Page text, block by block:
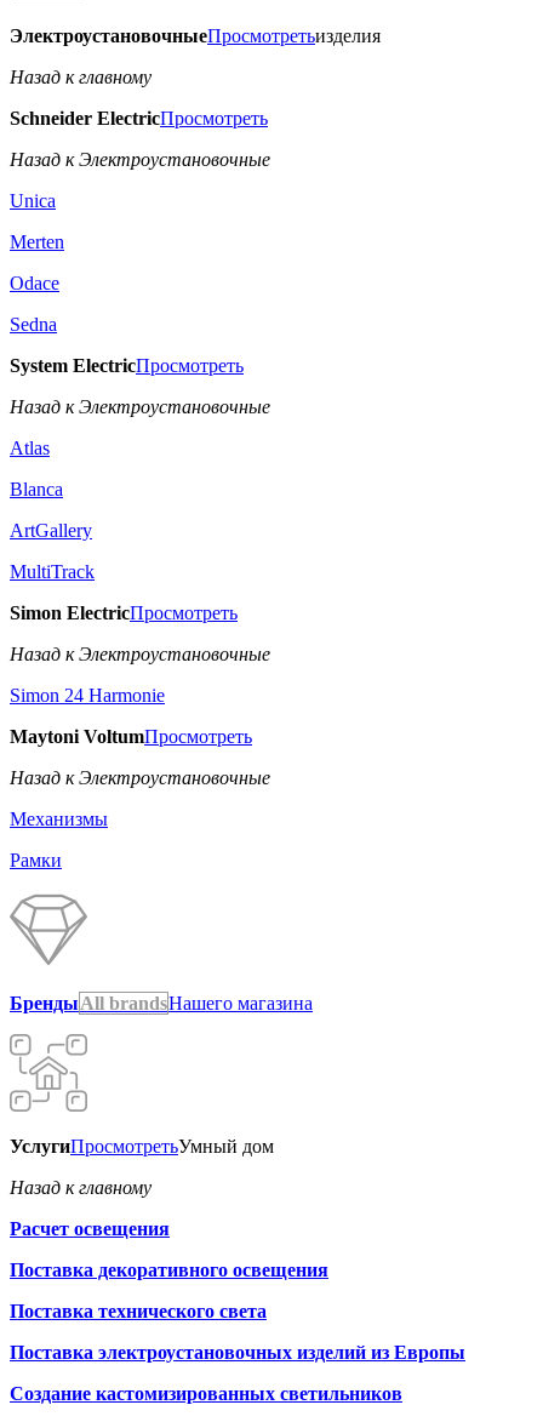
ЭлектроустановочныеПросмотретьизделия
Назад к главному
Schneider ElectricПросмотреть
Назад к Электроустановочные
Unica
Merten
Odace
Sedna
System ElectricПросмотреть
Назад к Электроустановочные
Atlas
Blanca
ArtGallery
MultiTrack
Simon ElectricПросмотреть
Назад к Электроустановочные
Simon 24 Harmonie
Maytoni VoltumПросмотреть
Назад к Электроустановочные
Механизмы
Рамки
БрендыAll brandsНашего магазина
УслугиПросмотретьУмный дом
Назад к главному
Расчет освещения
Поставка декоративного освещения
Поставка технического света
Поставка электроустановочных изделий из Европы
Создание кастомизированных светильников